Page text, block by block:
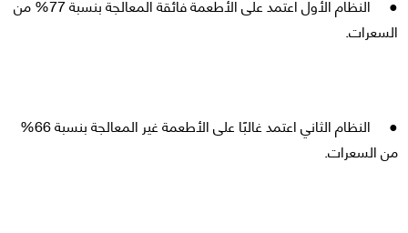
السعرات.
● النظام الثاني اعتمد غالبًا على الأطعمة غير المعالجة بنسبة 66%
من السعرات.